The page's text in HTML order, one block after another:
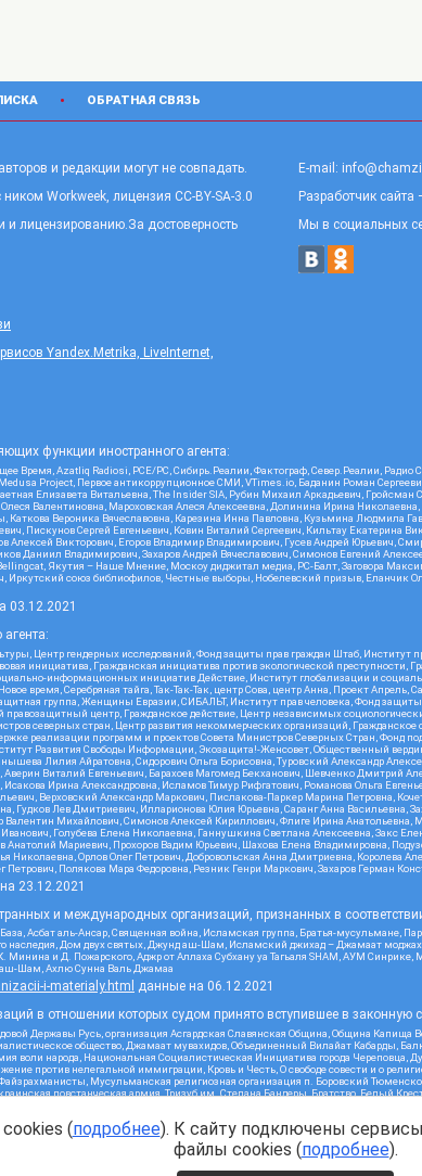
ОБРАТНАЯ СВЯЗЬ
и редакции могут не совпадать.
Workweek, лицензия CC-BY-SA-3.0
и лицензированию.За достоверность
Yandex.Metrika, LiveInternet,
E-mail:
Разработчик сайта
Мы в социальных
функции иностранного агента:
Время, Azatliq Radiosi, PCE/PC, Сибирь.Реалии, Фактограф, Север.Реалии,
Project, Первое антикоррупционное СМИ, VTimes.io, Баданин Роман
Елизавета Витальевна, The Insider SIA, Рубин Михаил Аркадьевич,
Валентиновна, Мароховская Алеся Алексеевна, Долинина Ирина
Каткова Вероника Вячеславовна, Карезина Инна Павловна, Кузьмина
Пискунов Сергей Евгеньевич, Ковин Виталий Сергеевич, Кильтау Екатерина
Алексей Викторович, Егоров Владимир Владимирович, Гусев Андрей Юрьевич,
Даниил Владимирович, Захаров Андрей Вячеславович, Симонов Евгений
Якутия – Наше Мнение, Москоу диджитал медиа, РС-Балт, Заговора
союз библиофилов, Честные выборы, Нобелевский призыв, Еланчик
03.12.2021
Центр гендерных исследований, Фонд защиты прав граждан Штаб,
инициатива, Гражданская инициатива против экологической
информационных инициатив Действие, Институт глобализации и
время, Серебряная тайга, Так-Так-Так, центр Сова, центр Анна, Проект
группа, Женщины Евразии, СИБАЛЬТ, Институт прав человека, Фонд
правозащитный центр, Гражданское действие, Центр независимых
северных стран, Центр развития некоммерческих организаций,
реализации программ и проектов Совета Министров Северных Стран,
Развития Свободы Информации, Экозащита!-Женсовет, Общественный
Лилия Айратовна, Сидорович Ольга Борисовна, Туровский Александр
Аверин Виталий Евгеньевич, Барахоев Магомед Бекханович, Шевченко
Ирина Александровна, Исламов Тимур Рифгатович, Романова Ольга
Верховский Александр Маркович, Пислакова-Паркер Марина Петровна,
Гудков Лев Дмитриевич, Илларионова Юлия Юрьевна, Саранг Анна Васильевна,
Михайлович, Симонов Алексей Кириллович, Флиге Ирина
Голубева Елена Николаевна, Ганнушкина Светлана Алексеевна, Закс
Мариевич, Прохоров Вадим Юрьевич, Шахова Елена Владимировна,
Орлов Олег Петрович, Добровольская Анна Дмитриевна, Королева
Полякова Мара Федоровна, Резник Генри Маркович, Захаров Герман
23.12.2021
и международных организаций, признанных в
Асбат аль-Ансар, Священная война, Исламская группа, Братья-мусульмане,
наследия, Дом двух святых, Джунд аш-Шам, Исламский джихад – Джамаат
и Д. Пожарского, Аджр от Аллаха Субхану уа Тагьаля SHAM, АУМ
аш-Шам, Ахлю Сунна Валь Джамаа
i-materialy.html данные на 06.12.2021
в отношении которых судом принято вступившее в законную
Державы Русь, организация Асгардская Славянская Община, Община
общество, Джамаат мувахидов, Объединенный Вилайат Кабарды,
воли народа, Национальная Социалистическая Инициатива города Череповца,
против нелегальной иммиграции, Кровь и Честь, О свободе совести и о
Мусульманская религиозная организация п. Боровский
повстанческая армия, Тризуб им. Степана Бандеры, Братство, Белый
республика Русь, Арестантское уголовное единство, Башкорт, Нация
Совет граждан СССР Прикубанского округа г. Краснодара
(подробнее). К сайту подключены
файлы cookies (подробнее).